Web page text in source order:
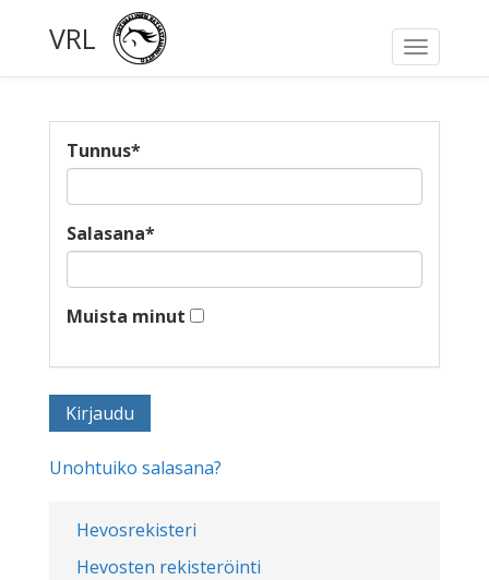
Toggle
VRL
Hevosrekisteri
Hevosten rekisteröinti
Tunnus*
Salasana*
Muista minut
Unohtuiko salasana?